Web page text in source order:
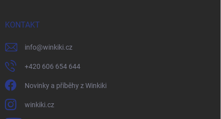
KONTAKT
info@winkiki.cz
+420 606 654 644
Novinky a příběhy z Winkiki
winkiki.cz